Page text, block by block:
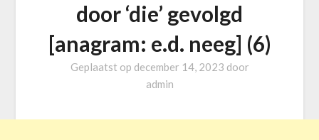
door ‘die’ gevolgd
[anagram: e.d. neeg] (6)
Geplaatst op december 14, 2023 door
admin